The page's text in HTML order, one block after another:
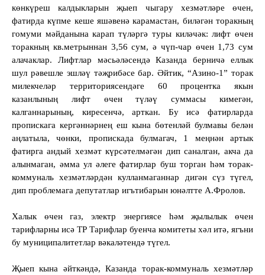
көнкүреш калдыкларын җыеп чыгару хезмәтләре өчен,
фатирда күпме кеше яшәвенә карамастан, биләгән торакның
гомуми мәйданына карап түләргә туры киләчәк: лифт өчен
торакның кв.метрыннан 3,56 сум, ә чүп-чар өчен 1,73 сум
алачаклар. Лифтлар мәсьәләсендә Казанда берничә еллык
шул рәвешле эшләү тәҗрибәсе бар. Әйтик, “Азино-1” торак
милекчеләр территориясендәге 60 процентка якын
казанлының лифт өчен түләү суммасы кимегән,
калганнарының, киресенчә, арткан. Бу исә фатирларда
пропискага кергәннәрнең еш кына бөтенләй булмавы белән
аңлатыла, чөнки, пропискада булмагач, 1 меңнән артык
фатирга андый хезмәт күрсәтелмәгән дип саналган, акча да
алынмаган, әмма ул әлеге фатирлар буш торган һәм торак-
коммуналь хезмәтләрдән кулланмаганнар дигән сүз түгел,
дип проблемага депутатлар игътибарын юнәлтте А.Фролов.
Халык өчен газ, электр энергиясе һәм җылылык өчен
тарифларны исә ТР Тарифлар буенча комитеты хәл итә, ягъни
бу муниципалитетлар вәкаләтендә түгел.
Җыеп кына әйткәндә, Казанда торак-коммуналь хезмәтләр